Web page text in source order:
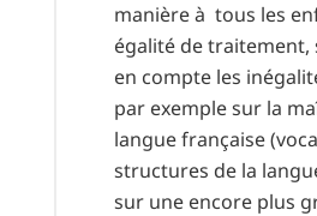
manière à tous les
égalité de traitement,
en compte les
par exemple sur la
langue française
structures de la
sur une encore plus